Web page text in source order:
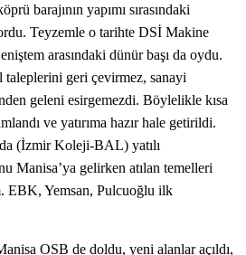
barajının yapımı sırasındaki
Teyzemle o tarihte DSİ Makine
arasındaki dünür başı da oydu.
taleplerini geri çevirmez, sanayi
geleni esirgemezdi. Böylelikle kısa
ve yatırıma hazır hale getirildi.
(İzmir Koleji-BAL) yatılı
Manisa’ya gelirken atılan temelleri
EBK, Yemsan, Pulcuoğlu ilk
OSB de doldu, yeni alanlar açıldı,